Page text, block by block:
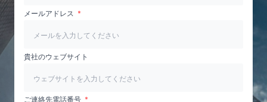
メールアドレス
貴社のウェブサイト
ご連絡先電話番号